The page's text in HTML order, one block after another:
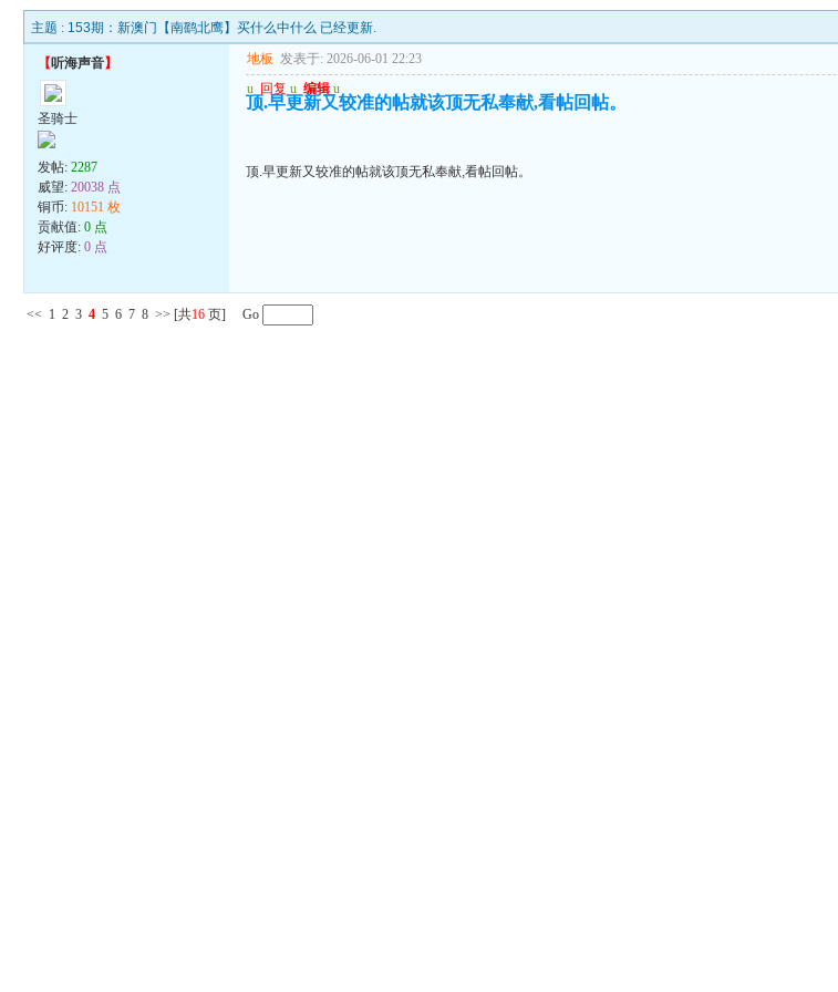
主题 : 153期：新澳门【南鹞北鹰】买什么中什么 已经更新.
【听海声音】
圣骑士
发帖:2287
威望:20038 点
铜币: 10151 枚
贡献值:0 点
好评度:0 点
地板 发表于: 2026-06-01 22:23
u 回复 u 编辑 u
顶.早更新又较准的帖就该顶无私奉献,看帖回帖。
顶.早更新又较准的帖就该顶无私奉献,看帖回帖。
<< 1 2 3 4 5 6 7 8 >> [共16 页] Go